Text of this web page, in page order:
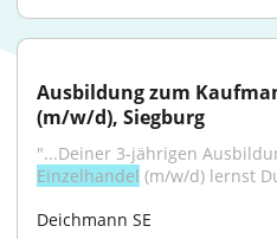
Ausbildung zum
(m/w/d), Siegburg
Einzelhandel (m/w/d) lernst
Deichmann SE